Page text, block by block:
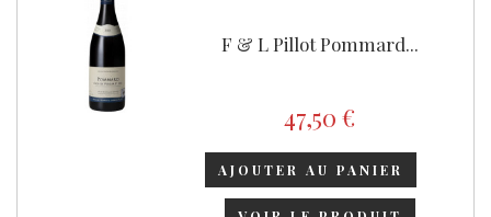
F & L Pillot Pommard...
47,50 €
AJOUTER AU PANIER